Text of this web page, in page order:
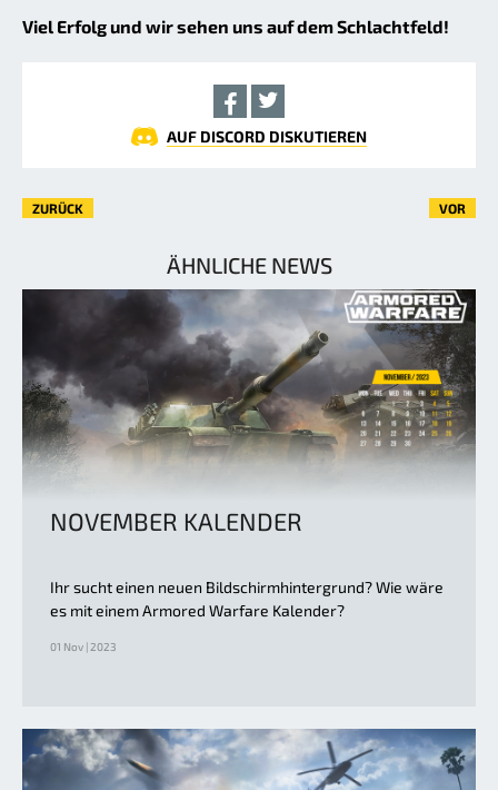
Viel Erfolg und wir sehen uns auf dem Schlachtfeld!
AUF DISCORD DISKUTIEREN
ZURÜCK VOR
ÄHNLICHE NEWS
NOVEMBER KALENDER
Ihr sucht einen neuen Bildschirmhintergrund? Wie wäre
es mit einem Armored Warfare Kalender?
01 Nov | 2023